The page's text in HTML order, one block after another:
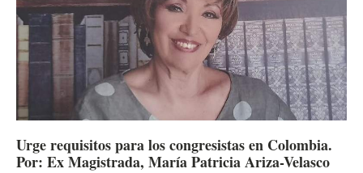
Urge requisitos para los congresistas en Colombia.
Por: Ex Magistrada, María Patricia Ariza-Velasco